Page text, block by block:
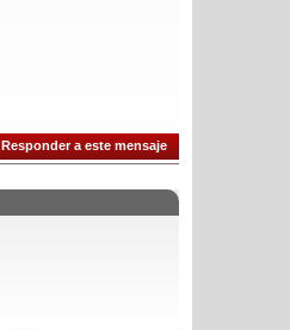
Responder a este mensaje